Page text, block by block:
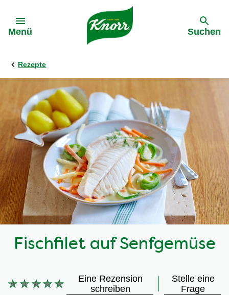
Menü Suchen
Rezepte
Fischfilet auf Senfgemüse
Keine
Eine Rezension
schreiben
Stelle eine
Frage